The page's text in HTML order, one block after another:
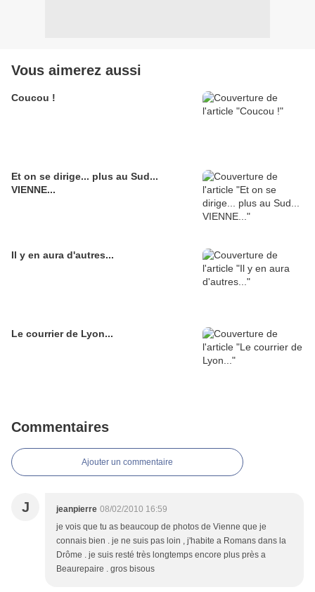
Vous aimerez aussi
Coucou !
Et on se dirige... plus au Sud...
VIENNE...
Il y en aura d'autres...
Le courrier de Lyon...
Commentaires
Ajouter un commentaire
J jeanpierre 08/02/2010 16:59
je vois que tu as beaucoup de photos de Vienne que je
connais bien . je ne suis pas loin , j'habite a Romans dans la
Drôme . je suis resté très longtemps encore plus près a
Beaurepaire . gros bisous